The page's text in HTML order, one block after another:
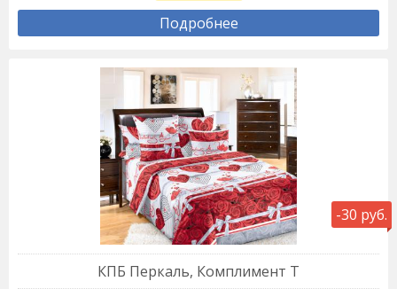
Подробнее
-30 руб.
КПБ Перкаль, Комплимент Т